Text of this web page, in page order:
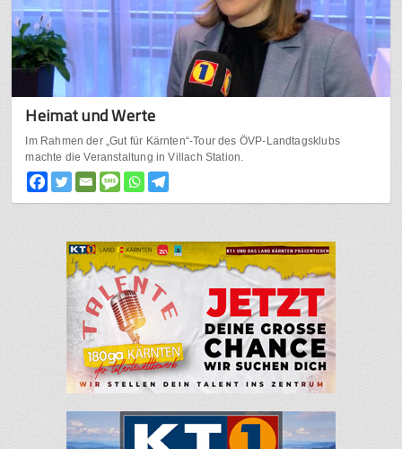
Heimat und Werte
Im Rahmen der „Gut für Kärnten“-Tour des ÖVP-Landtagsklubs
machte die Veranstaltung in Villach Station.